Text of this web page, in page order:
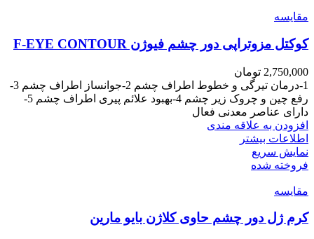
مقايسه
کوکتل مزوتراپی دور چشم فیوژن F-EYE CONTOUR
2,750,000 تومان
1-درمان تیرگی و خطوط اطراف چشم 2-جوانساز اطراف چشم 3-
رفع چین و چروک زیر چشم 4-بهبود علائم پیری اطراف چشم 5-
دارای عناصر معدنی فعال
افزودن به علاقه مندی
اطلاعات بیشتر
نمایش سریع
فروخته شده
مقايسه
کرم ژل دور چشم حاوی کلاژن بایو مارین